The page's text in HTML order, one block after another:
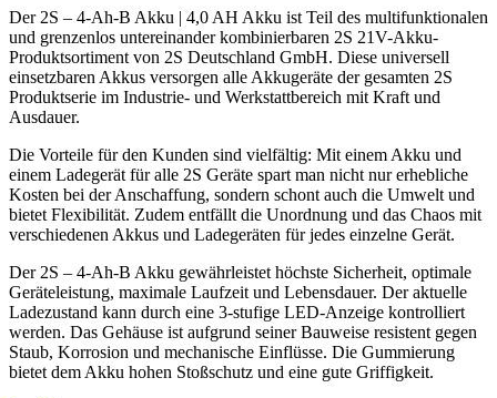
Der 2S – 4-Ah-B Akku | 4,0 AH Akku ist Teil des multifunktionalen
und grenzenlos untereinander kombinierbaren 2S 21V-Akku-
Produktsortiment von 2S Deutschland GmbH. Diese universell
einsetzbaren Akkus versorgen alle Akkugeräte der gesamten 2S
Produktserie im Industrie- und Werkstattbereich mit Kraft und
Ausdauer.
Die Vorteile für den Kunden sind vielfältig: Mit einem Akku und
einem Ladegerät für alle 2S Geräte spart man nicht nur erhebliche
Kosten bei der Anschaffung, sondern schont auch die Umwelt und
bietet Flexibilität. Zudem entfällt die Unordnung und das Chaos mit
verschiedenen Akkus und Ladegeräten für jedes einzelne Gerät.
Der 2S – 4-Ah-B Akku gewährleistet höchste Sicherheit, optimale
Geräteleistung, maximale Laufzeit und Lebensdauer. Der aktuelle
Ladezustand kann durch eine 3-stufige LED-Anzeige kontrolliert
werden. Das Gehäuse ist aufgrund seiner Bauweise resistent gegen
Staub, Korrosion und mechanische Einflüsse. Die Gummierung
bietet dem Akku hohen Stoßschutz und eine gute Griffigkeit.